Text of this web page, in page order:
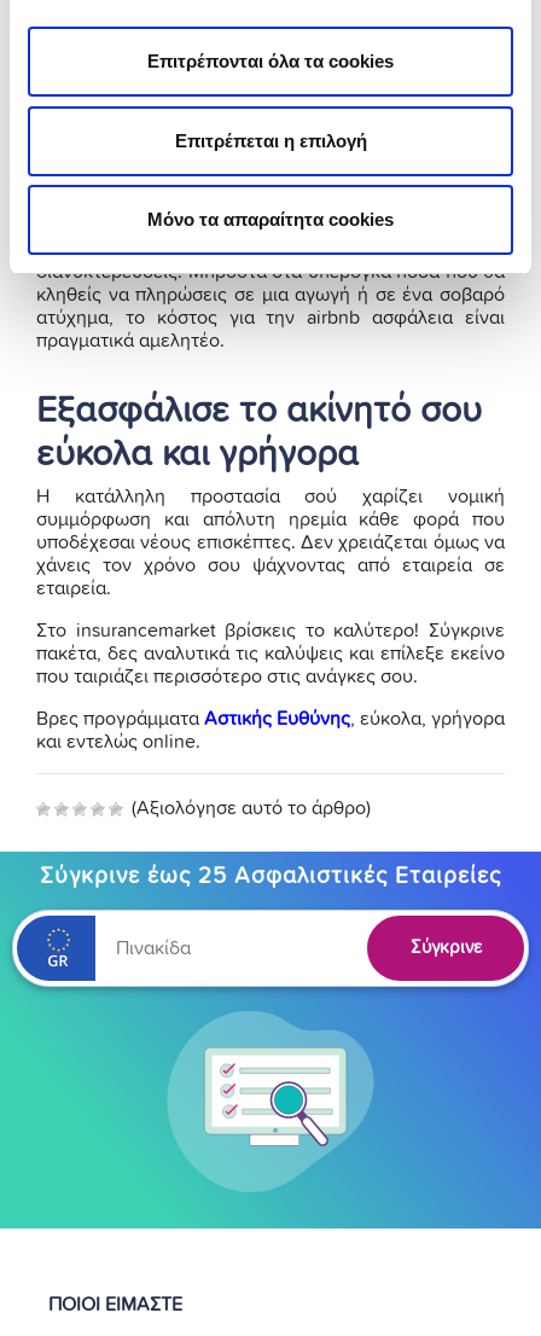
Επιτρέπονται όλα τα cookies
Επιτρέπεται η επιλογή
Μόνο τα απαραίτητα cookies
κόστος: Τι να περιμένεις
Αν ανησυχείς για τα έξοδα, τα νέα είναι εξαιρετικά
καλά. Το αστική ευθύνη airbnb κόστος εκπλήσσει
ευχάριστα τους περισσότερους ιδιοκτήτες. Το τελικό
ποσό διαμορφώνεται κυρίως από τα τετραγωνικά του
πιθανές έξτρα παροχές, όπως η ύπαρξη πισίνας.
Στην πράξη, ένα πλήρες ετήσιο πρόγραμμα κοστίζει
όσο τα έσοδα που βγάζεις από μία ή δύο
διανυκτερεύσεις. Μπροστά στα υπέρογκα ποσά που θα
κληθείς να πληρώσεις σε μια αγωγή ή σε ένα σοβαρό
ατύχημα, το κόστος για την airbnb ασφάλεια είναι
πραγματικά αμελητέο.
Εξασφάλισε το ακίνητό σου
εύκολα και γρήγορα
Η κατάλληλη προστασία σού χαρίζει νομική
συμμόρφωση και απόλυτη ηρεμία κάθε φορά που
υποδέχεσαι νέους επισκέπτες. Δεν χρειάζεται όμως να
χάνεις τον χρόνο σου ψάχνοντας από εταιρεία σε
εταιρεία.
Στο insurancemarket βρίσκεις το καλύτερο! Σύγκρινε
πακέτα, δες αναλυτικά τις καλύψεις και επίλεξε εκείνο
που ταιριάζει περισσότερο στις ανάγκες σου.
Βρες προγράμματα Αστικής Ευθύνης, εύκολα, γρήγορα
και εντελώς online.
(Αξιολόγησε αυτό το άρθρο)
Σύγκρινε έως 25 Ασφαλιστικές Εταιρείες
Σύγκρινε
ΠΟΙΟΙ ΕΙΜΑΣΤΕ